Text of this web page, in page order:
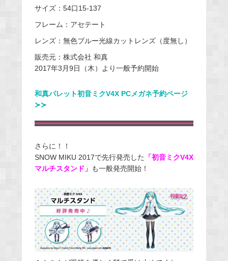
サイズ：54口15-137
フレーム：アセテート
レンズ：無色ブルー光線カットレンズ（度無し）
販売元：株式会社 和真
2017年3月9日（木）より一般予約開始
和真パレット初音ミクV4X PCメガネ予約ページ
≻≻
さらに！！
SNOW MIKU 2017で先行発売した 「初音ミクV4X
マルチスタンド」 も一般発売開始！